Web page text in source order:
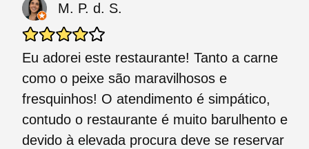
M. P. d. S.
Eu adorei este restaurante! Tanto a carne
como o peixe são maravilhosos e
fresquinhos! O atendimento é simpático,
contudo o restaurante é muito barulhento e
devido à elevada procura deve se reservar